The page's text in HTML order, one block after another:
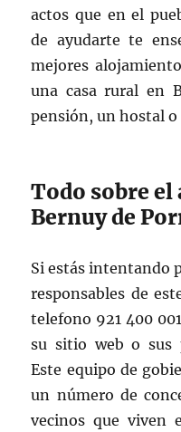
actos que en el
de ayudarte te
mejores
una casa rural en
pensión, un hostal
Todo sobre
Bernuy de
Si estás intentando
responsables de
telefono 921 400
su sitio web o sus
Este equipo de
un número de
vecinos que viven